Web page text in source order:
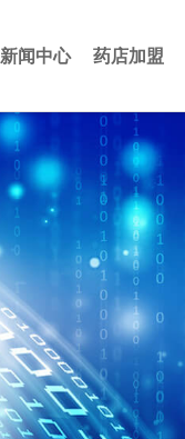
新闻中心 药店加盟